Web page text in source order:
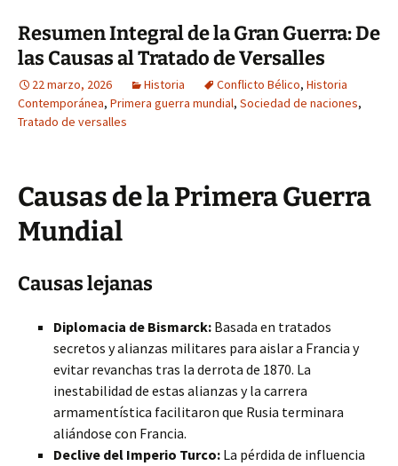
Resumen Integral de la Gran Guerra: De
las Causas al Tratado de Versalles
22 marzo, 2026 Historia Conflicto Bélico, Historia
Contemporánea, Primera guerra mundial, Sociedad de naciones,
Tratado de versalles
Causas de la Primera Guerra
Mundial
Causas lejanas
Diplomacia de Bismarck: Basada en tratados
secretos y alianzas militares para aislar a Francia y
evitar revanchas tras la derrota de 1870. La
inestabilidad de estas alianzas y la carrera
armamentística facilitaron que Rusia terminara
aliándose con Francia.
Declive del Imperio Turco: La pérdida de influencia